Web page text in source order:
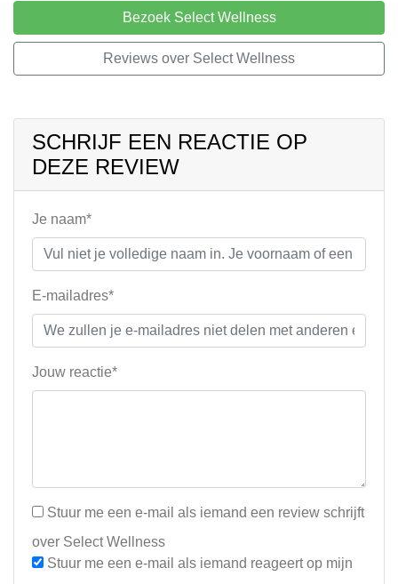
Bezoek Select Wellness
Reviews over Select Wellness
SCHRIJF EEN REACTIE OP
DEZE REVIEW
Je naam*
E-mailadres*
Jouw reactie*
Stuur me een e-mail als iemand een review schrijft
over Select Wellness
Stuur me een e-mail als iemand reageert op mijn